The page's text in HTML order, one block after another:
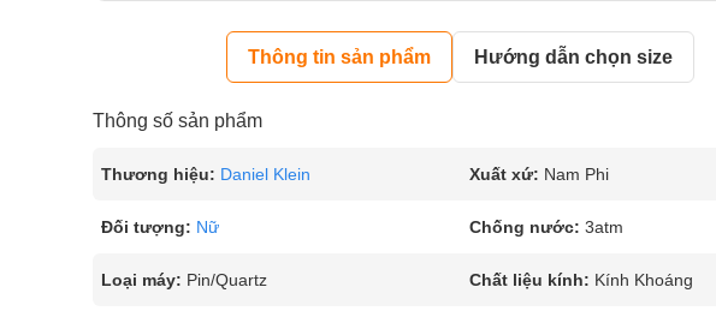
Thông tin sản phẩm Hướng dẫn chọn size
Thông số sản phẩm
Thương hiệu: Daniel Klein Xuất xứ: Nam Phi
Đối tượng: Nữ Chống nước: 3atm
Loại máy: Pin/Quartz Chất liệu kính: Kính Khoáng